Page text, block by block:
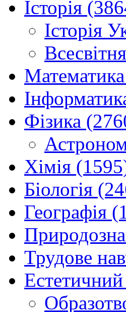
Історія
Історія
Фізика
Хімія
Біологія
Географія
Трудове